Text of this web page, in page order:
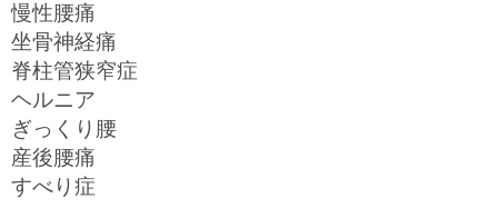
慢性腰痛
坐骨神経痛
脊柱管狭窄症
ヘルニア
ぎっくり腰
産後腰痛
すべり症